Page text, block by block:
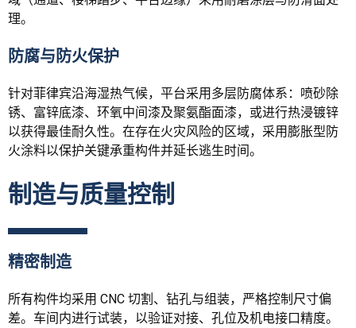
理。
防腐与防火保护
针对菲律宾沿海湿热气候，平台采用多层防腐体系：喷砂除
锈、富锌底漆、环氧中间漆及聚氨酯面漆，或进行热浸镀锌
以获得最佳耐久性。在存在火灾风险的区域，采用膨胀型防
火涂料以保护关键承重构件并延长逃生时间。
制造与质量控制
精密制造
所有构件均采用 CNC 切割、钻孔与组装，严格控制尺寸偏
差。车间内进行试装，以验证对接、孔位及机电接口精度。